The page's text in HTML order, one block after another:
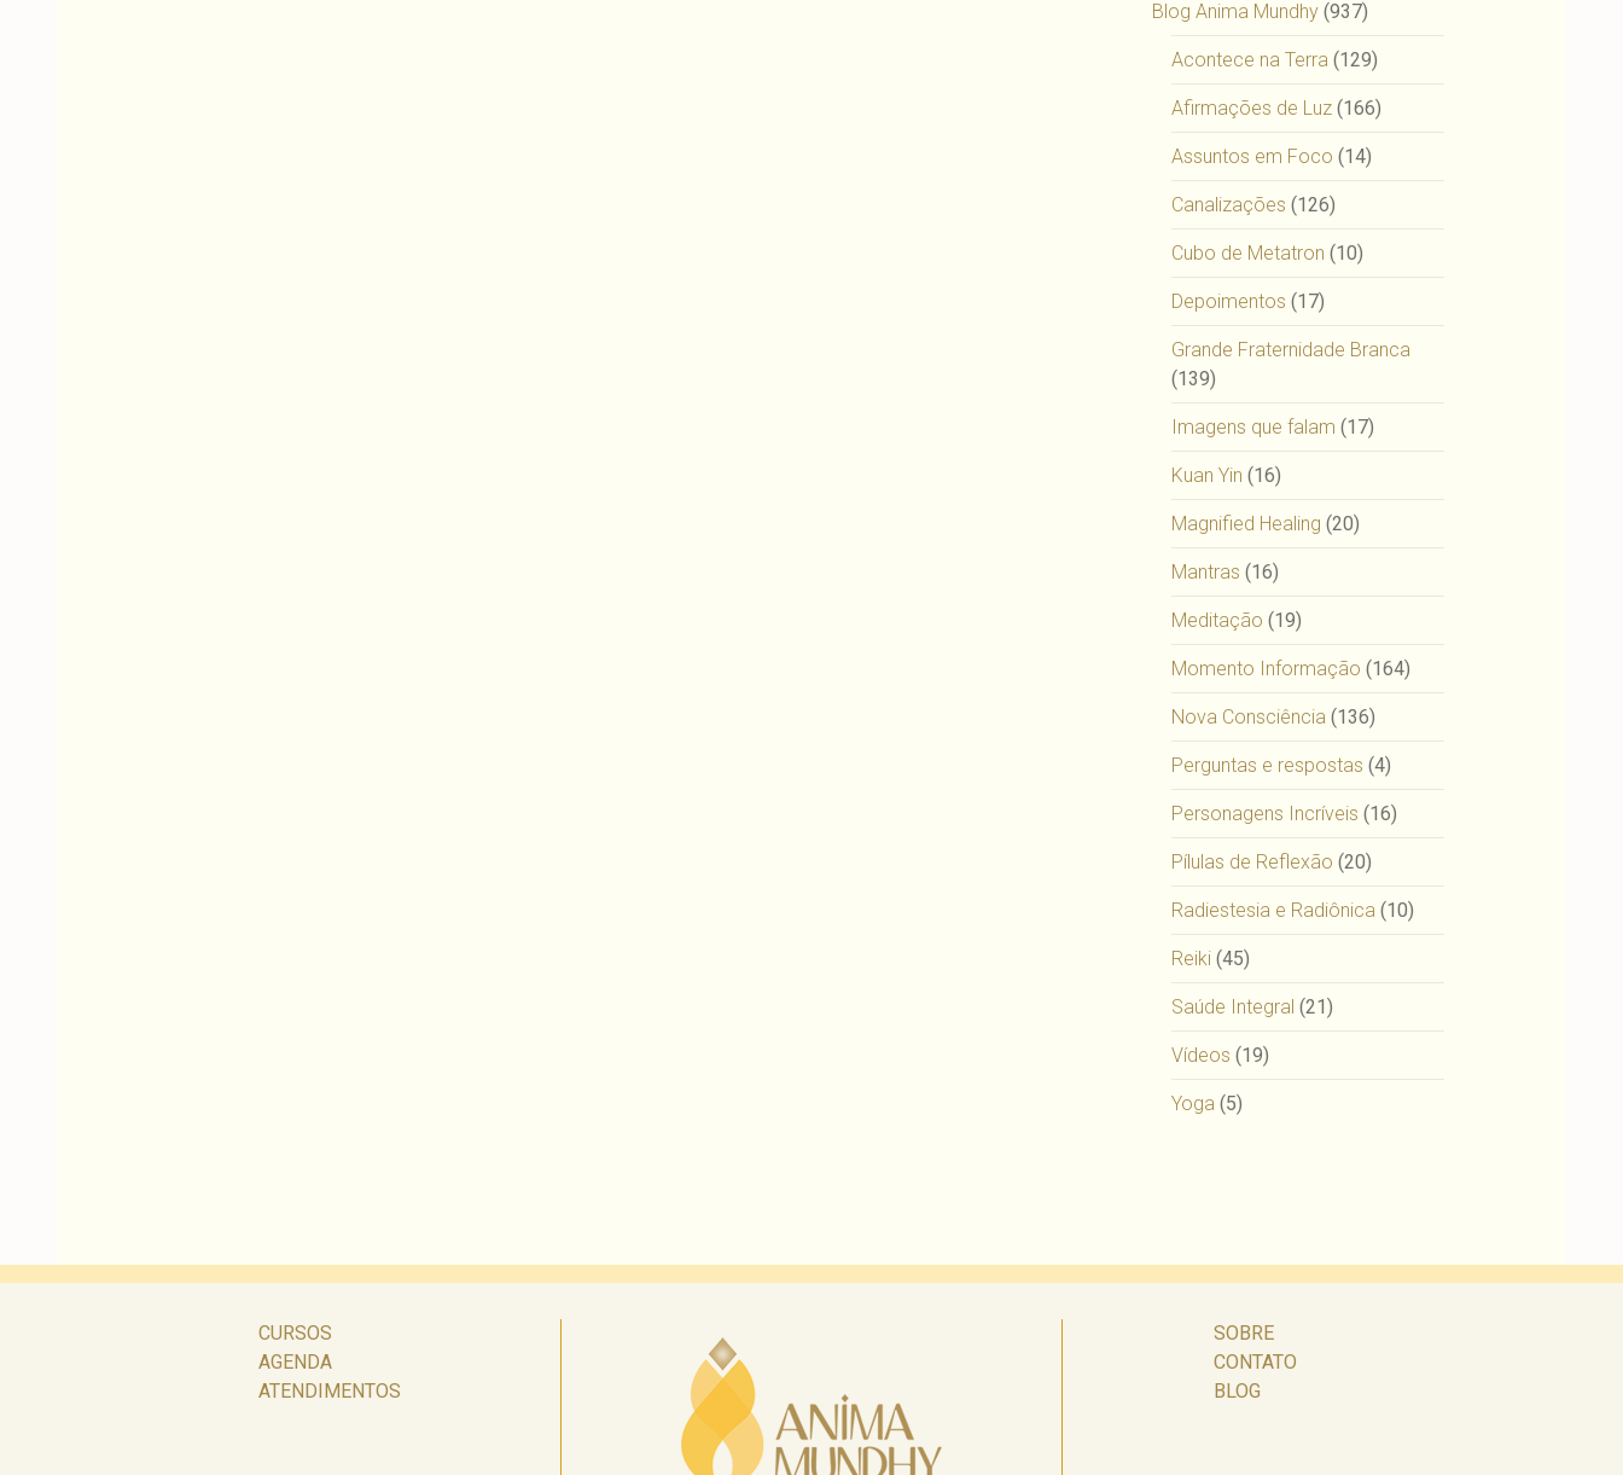
Blog Anima Mundhy (937)
Acontece na Terra (129)
Afirmações de Luz (166)
Assuntos em Foco (14)
Canalizações (126)
Cubo de Metatron (10)
Depoimentos (17)
Grande Fraternidade Branca
(139)
Imagens que falam (17)
Kuan Yin (16)
Magnified Healing (20)
Mantras (16)
Meditação (19)
Momento Informação (164)
Nova Consciência (136)
Perguntas e respostas (4)
Personagens Incríveis (16)
Pílulas de Reflexão (20)
Radiestesia e Radiônica (10)
Reiki (45)
Saúde Integral (21)
Vídeos (19)
Yoga (5)
CURSOS
AGENDA
ATENDIMENTOS
SOBRE
CONTATO
BLOG